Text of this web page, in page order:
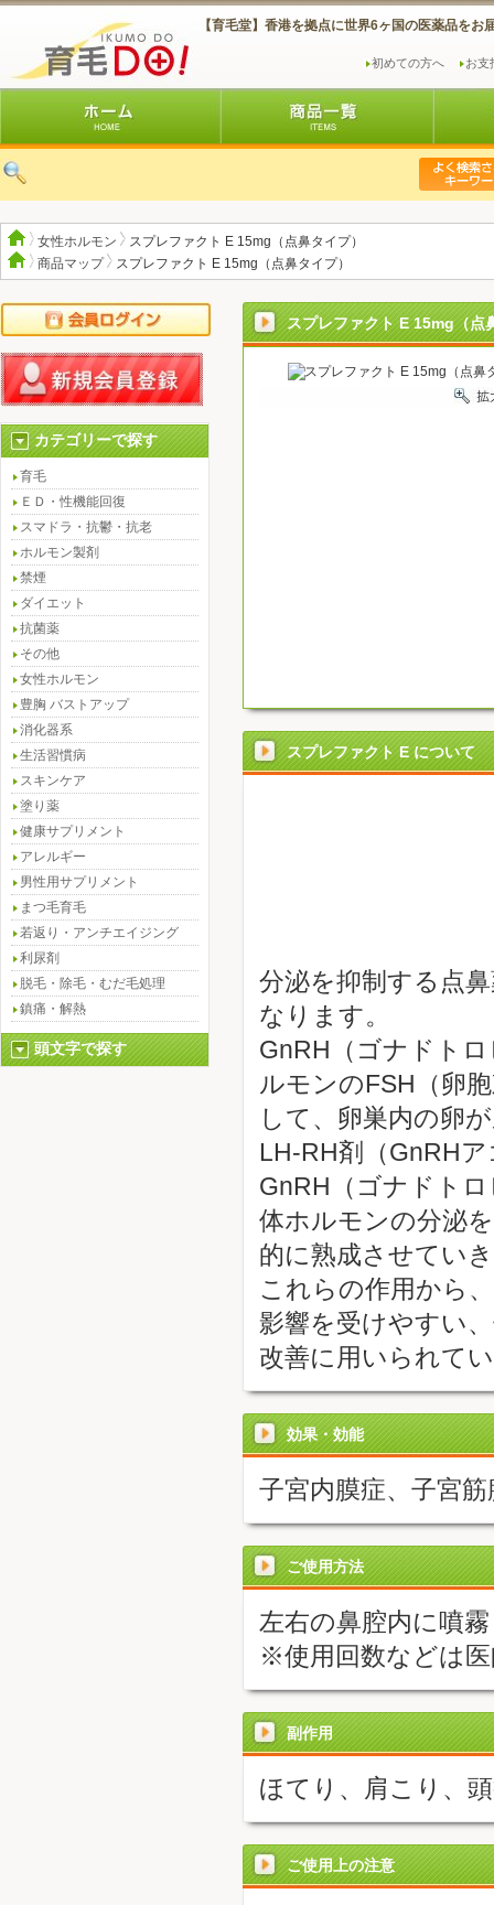
【育毛堂】香港を拠点に世界6ヶ国の医薬品をお
初めての方へ お支
女性ホルモン
スプレファクト E 15mg（点鼻タイプ）
商品マップ スプレファクト E 15mg（点鼻タイプ）
カテゴリーで探す
育毛
ＥＤ・性機能回復
スマドラ・抗鬱・抗老
ホルモン製剤
禁煙
ダイエット
抗菌薬
その他
女性ホルモン
豊胸 バストアップ
消化器系
生活習慣病
スキンケア
塗り薬
健康サプリメント
アレルギー
男性用サプリメント
まつ毛育毛
若返り・アンチエイジング
利尿剤
脱毛・除毛・むだ毛処理
鎮痛・解熱
頭文字で探す
スプレファクト E 15mg（点
スプレファクト E について
分泌を抑制する点
なります。
GnRH（ゴナドト
ルモンのFSH（卵
して、卵巣内の卵
LH-RH剤（GnRH
GnRH（ゴナドト
体ホルモンの分泌
的に熟成させてい
これらの作用から
影響を受けやすい
改善に用いられて
効果・効能
子宮内膜症、子宮
ご使用方法
左右の鼻腔内に噴
※使用回数などは
副作用
ほてり、肩こり、
ご使用上の注意